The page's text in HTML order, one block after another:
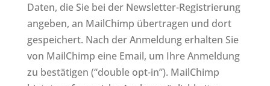
Daten, die Sie bei der Newsletter-Registrierung
angeben, an MailChimp übertragen und dort
gespeichert. Nach der Anmeldung erhalten Sie
von MailChimp eine Email, um Ihre Anmeldung
zu bestätigen (“double opt-in”). MailChimp